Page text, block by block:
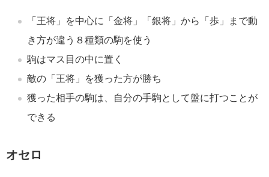
「王将」を中心に「金将」「銀将」から「歩」まで動
き方が違う８種類の駒を使う
駒はマス目の中に置く
敵の「王将」を獲った方が勝ち
獲った相手の駒は、自分の手駒として盤に打つことが
できる
オセロ